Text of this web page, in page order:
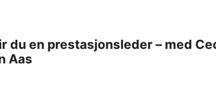
du en prestasjonsleder – med
Aas